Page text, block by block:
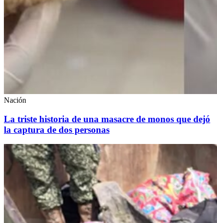
Nación
La triste historia de una masacre de monos que dejó
la captura de dos personas